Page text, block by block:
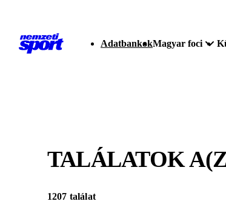
AdatbankokMagyar foci
TALÁLATOK
1207 találat